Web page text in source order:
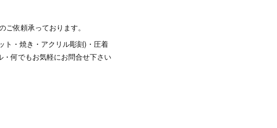
依頼承っております。
ト・焼き・アクリル彫刻)・圧着
何でもお気軽にお問合せ下さい